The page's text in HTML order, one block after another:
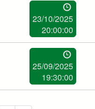
23/10/2025
20:00:00
25/09/2025
19:30:00